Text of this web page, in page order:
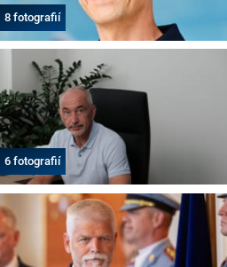
8 fotografií
6 fotografií